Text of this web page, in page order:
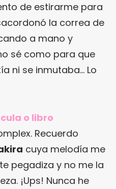
de estirarme para
la correa de
a mano y
sé como para que
ni se inmutaba… Lo
o libro
Recuerdo
cuya melodía me
pegadiza y no me la
¡Ups! Nunca he